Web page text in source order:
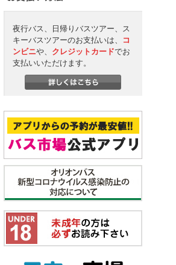
夜行バス、日帰りバスツアー、ス
キーバスツアーのお支払いは、
コ
ンビニや、 クレジットカードでお
支払いいただけます。